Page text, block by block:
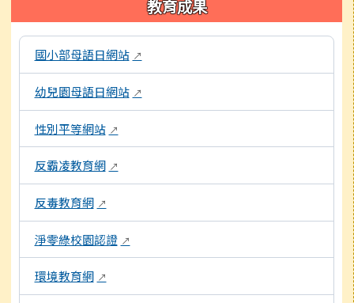
教育成果
以下為校內各專題網站連結，點擊後將另開新視窗開啟網頁。
國小部母語日網站 ↗
幼兒園母語日網站 ↗
性別平等網站 ↗
反霸凌教育網 ↗
反毒教育網 ↗
淨零綠校園認證 ↗
環境教育網 ↗